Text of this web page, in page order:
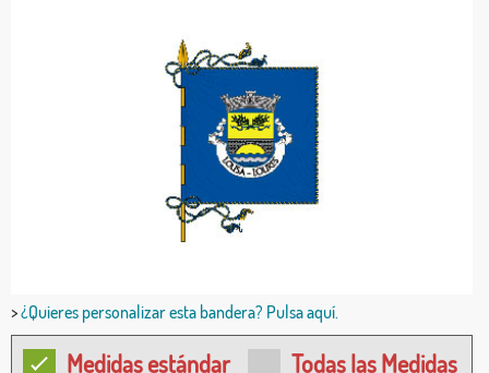
>¿Quieres personalizar esta bandera? Pulsa aquí.
Medidas estándar Todas las Medidas